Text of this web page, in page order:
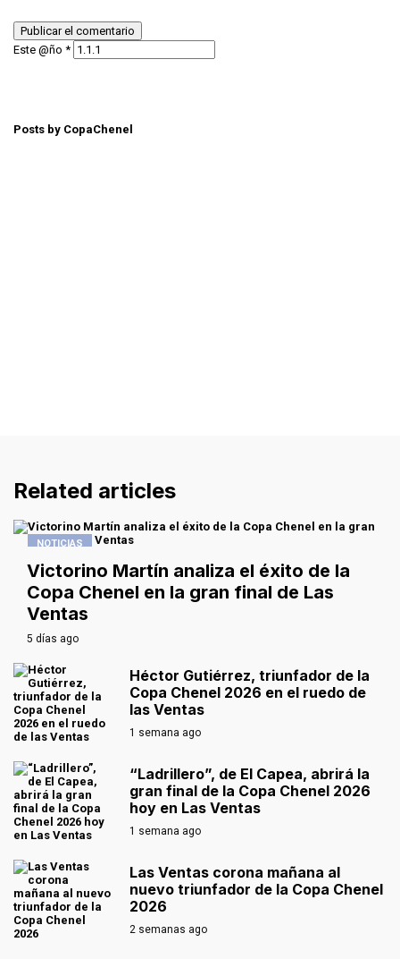
Este @ño *
Posts by CopaChenel
Related articles
NOTICIAS
Victorino Martín analiza el éxito de la
Copa Chenel en la gran final de Las
Ventas
5 días ago
Héctor Gutiérrez, triunfador de la
Copa Chenel 2026 en el ruedo de
las Ventas
1 semana ago
“Ladrillero”, de El Capea, abrirá la
gran final de la Copa Chenel 2026
hoy en Las Ventas
1 semana ago
Las Ventas corona mañana al
nuevo triunfador de la Copa Chenel
2026
2 semanas ago